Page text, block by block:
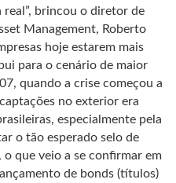
brincou o diretor de
Management, Roberto
hoje estarem mais
para o cenário de maior
quando a crise começou a
no exterior era
especialmente pela
o tão esperado selo de
o que veio a se confirmar em
de bonds (títulos)